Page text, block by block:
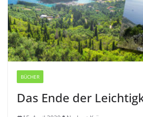
BÜCHER
Das Ende der